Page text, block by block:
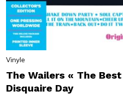
Vinyle
The Wailers « The
Disquaire Day